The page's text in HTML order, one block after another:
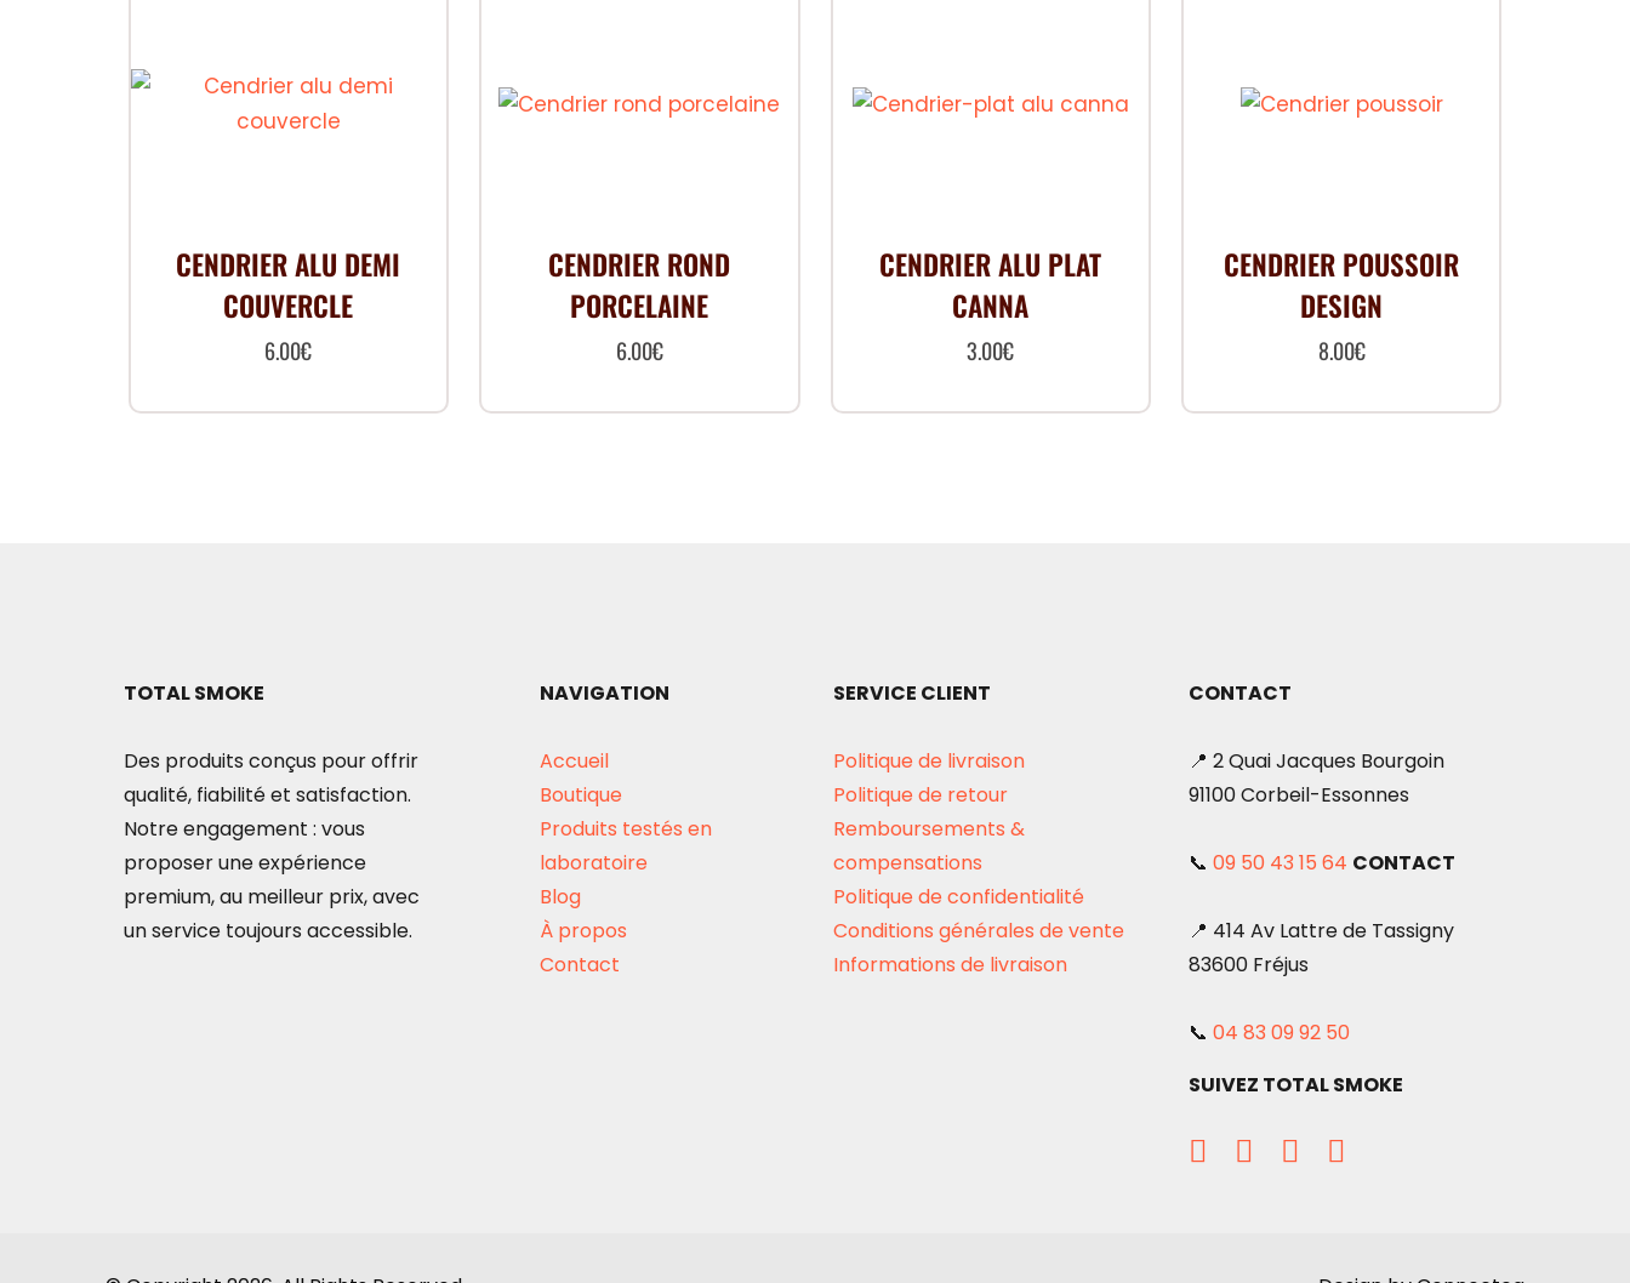
CENDRIER ALU DEMI
COUVERCLE
6.00€
CENDRIER ROND
PORCELAINE
6.00€
page
du
CENDRIER ALU PLAT
CANNA
3.00€
sur
la
page
produit
CENDRIER POUSSOIR
DESIGN
8.00€
sur
la
du
TOTAL SMOKE
Des produits conçus pour offrir
qualité, fiabilité et satisfaction.
Notre engagement : vous
proposer une expérience
premium, au meilleur prix, avec
un service toujours accessible.
NAVIGATION
Accueil
Boutique
Produits testés en
laboratoire
Blog
À propos
Contact
SERVICE CLIENT
Politique de livraison
Politique de retour
Remboursements &
compensations
Politique de confidentialité
Conditions générales de vente
Informations de livraison
CONTACT
📍 2 Quai Jacques Bourgoin
91100 Corbeil-Essonnes
📞 09 50 43 15 64 CONTACT
📍 414 Av Lattre de Tassigny
83600 Fréjus
📞 04 83 09 92 50
SUIVEZ TOTAL SMOKE